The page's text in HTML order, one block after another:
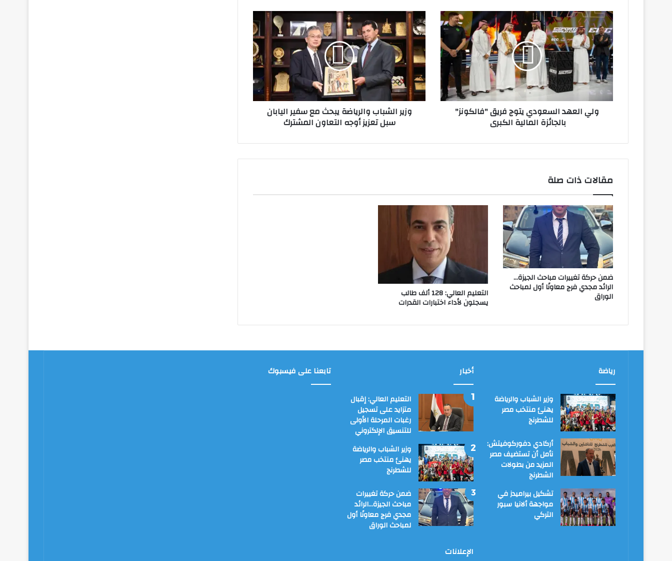
ولي
العهد
السعودي
يتوج
فريق
"فالكونز"
بالجائزة
المالية
الكبرى
ولي العهد السعودي يتوج فريق "فالكونز"
بالجائزة المالية الكبرى
وزير
الشباب
والرياضة
يبحث
مع
سفير
اليابان
سبل
تعزيز
وزير الشباب والرياضة يبحث مع سفير اليابان
سبل تعزيز أوجه التعاون المشترك
مقالات ذات صلة
ضمن حركة تغييرات مباحث الجيزة…
الرائد مجدي فرج معاونًا أول لمباحث
الوراق التعليم العالي: 128 ألف طالب
يسجلون لأداء اختبارات القدرات
رياضة
وزير الشباب والرياضة
يهنئ منتخب مصر
للشطرنج
أركادي دفوركوفيتش:
نأمل أن تستضيف مصر
المزيد من بطولات
الشطرنج
تشكيل بيراميدز في
مواجهة ألانيا سبور
التركي
أخبار
التعليم العالي: إقبال
متزايد على تسجيل
رغبات المرحلة الأولى
للتنسيق الإلكتروني
وزير الشباب والرياضة
يهنئ منتخب مصر
للشطرنج
ضمن حركة تغييرات
مباحث الجيزة…الرائد
مجدي فرج معاونًا أول
لمباحث الوراق
الإعلانات
تابعنا على فيسبوك